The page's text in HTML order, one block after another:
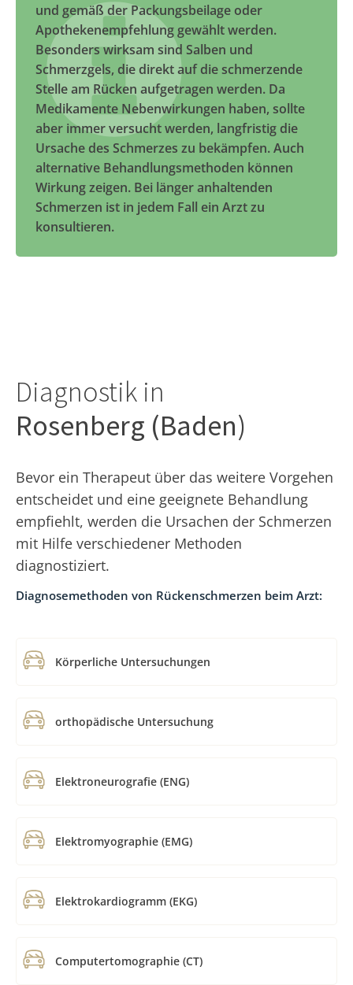
und gemäß der Packungsbeilage oder
Apothekenempfehlung gewählt werden.
Besonders wirksam sind Salben und
Schmerzgels, die direkt auf die schmerzende
Stelle am Rücken aufgetragen werden. Da
Medikamente Nebenwirkungen haben, sollte
aber immer versucht werden, langfristig die
Ursache des Schmerzes zu bekämpfen. Auch
alternative Behandlungsmethoden können
Wirkung zeigen. Bei länger anhaltenden
Schmerzen ist in jedem Fall ein Arzt zu
konsultieren.
Diagnostik in
Rosenberg (Baden)
Bevor ein Therapeut über das weitere Vorgehen
entscheidet und eine geeignete Behandlung
empfiehlt, werden die Ursachen der Schmerzen
mit Hilfe verschiedener Methoden
diagnostiziert.
Diagnosemethoden von Rückenschmerzen beim Arzt:
Körperliche Untersuchungen
orthopädische Untersuchung
Elektroneurografie (ENG)
Elektromyographie (EMG)
Elektrokardiogramm (EKG)
Computertomographie (CT)